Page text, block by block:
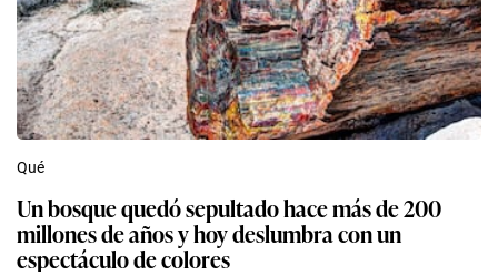
Qué
Un bosque quedó sepultado hace más de 200
millones de años y hoy deslumbra con un
espectáculo de colores